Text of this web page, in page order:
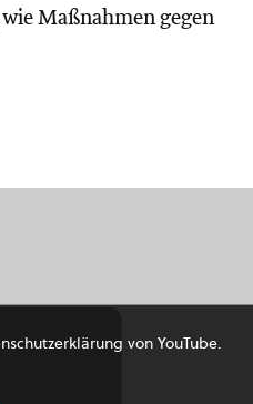
Maßnahmen gegen
von YouTube.